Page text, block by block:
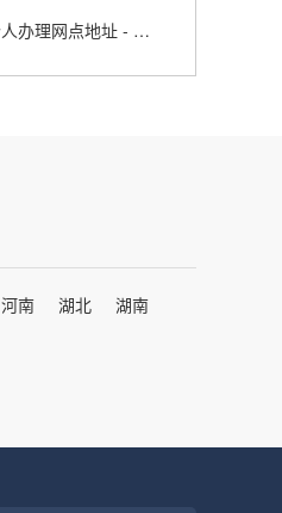
长春拉卡拉POS机个人办理网点地址 - 拉卡拉吉林分公司
河南 湖北
湖南